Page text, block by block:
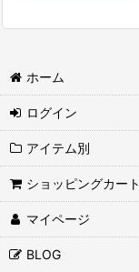
ホーム
ログイン
アイテム別
ショッピングカート
マイページ
BLOG